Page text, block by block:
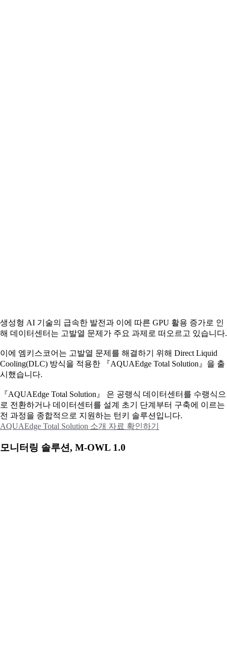
생성형 AI 기술의 급속한 발전과 이에 따른 GPU 활용 증가로 인
해 데이터센터는 고발열 문제가 주요 과제로 떠오르고 있습니다.
이에 엠키스코어는 고발열 문제를 해결하기 위해 Direct Liquid
Cooling(DLC) 방식을 적용한 『AQUAEdge Total Solution』을 출
시했습니다.
『AQUAEdge Total Solution』 은 공랭식 데이터센터를 수랭식으
로 전환하거나 데이터센터를 설계 초기 단계부터 구축에 이르는
전 과정을 종합적으로 지원하는 턴키 솔루션입니다.
AQUAEdge Total Solution 소개 자료 확인하기
모니터링 솔루션, M-OWL 1.0